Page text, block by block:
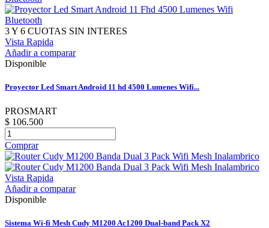
3 Y 6 CUOTAS SIN INTERES
Vista Rapida
Añadir a comparar
Disponible
Proyector Led Smart Android 11 hd 4500 Lumenes Wifi...
PROSMART
$ 106.500
Comprar
Vista Rapida
Añadir a comparar
Disponible
Sistema Wi-fi Mesh Cudy M1200 Ac1200 Dual-band Pack X2